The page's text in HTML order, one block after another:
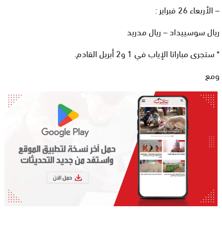
– الأربعاء 26 فبراير :
ريال سوسييداد – ريال مدريد
* ستجرى مباراتا الإياب في 1 و2 أبريل القادم.
ومع